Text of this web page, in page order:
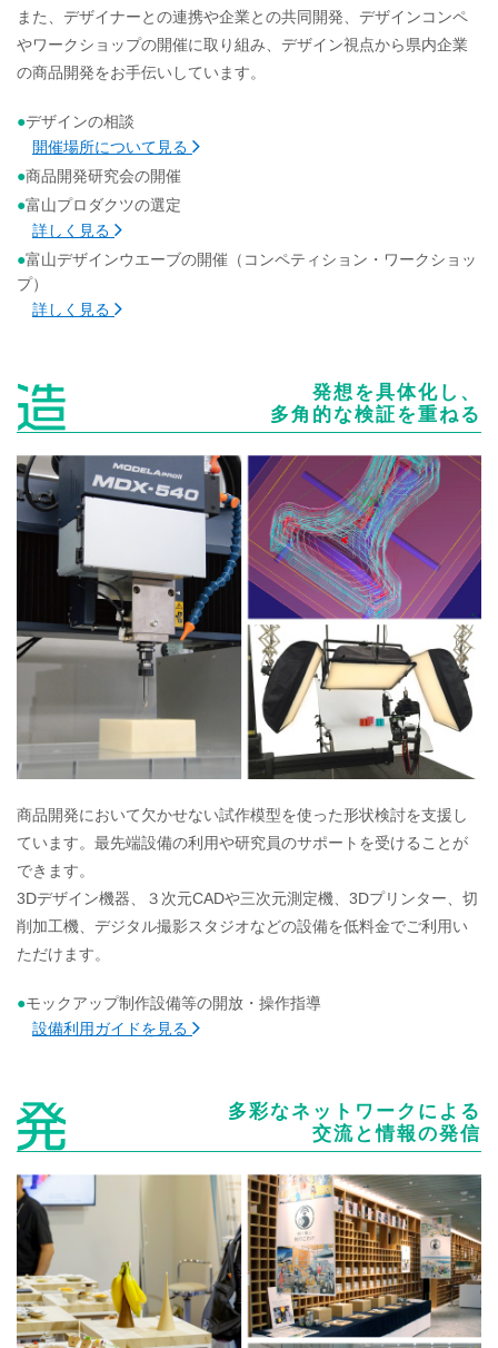
また、デザイナーとの連携や企業との共同開発、デザインコンペ
やワークショップの開催に取り組み、デザイン視点から県内企業
の商品開発をお手伝いしています。
デザインの相談
開催場所について見る
商品開発研究会の開催
富山プロダクツの選定
詳しく見る
富山デザインウエーブの開催（コンペティション・ワークショッ
プ）
詳しく見る
発想を具体化し、
多角的な検証を重ねる
商品開発において欠かせない試作模型を使った形状検討を支援し
ています。最先端設備の利用や研究員のサポートを受けることが
できます。
3Dデザイン機器、３次元CADや三次元測定機、3Dプリンター、切
削加工機、デジタル撮影スタジオなどの設備を低料金でご利用い
ただけます。
モックアップ制作設備等の開放・操作指導
設備利用ガイドを見る
多彩なネットワークによる
交流と情報の発信